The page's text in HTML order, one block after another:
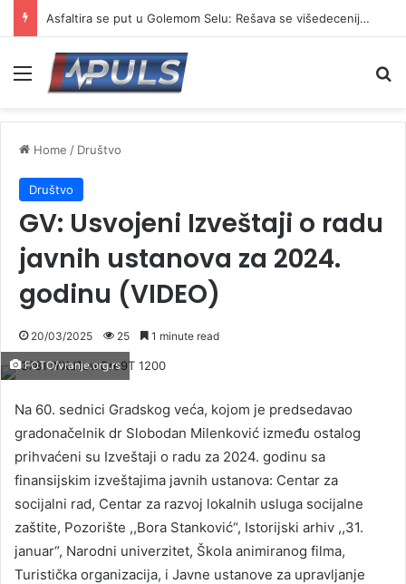
Asfaltira se put u Golemom Selu: Rešava se višedecenijski problem meštana
Menu
Home / Društvo
Društvo
GV: Usvojeni Izveštaji o radu
javnih ustanova za 2024.
godinu (VIDEO)
20/03/2025 25 1 minute read
FOTO/vranje.org.rs
Na 60. sednici Gradskog veća, kojom je predsedavao
gradonačelnik dr Slobodan Milenković između ostalog
prihvaćeni su Izveštaji o radu za 2024. godinu sa
finansijskim izveštajima javnih ustanova: Centar za
socijalni rad, Centar za razvoj lokalnih usluga socijalne
zaštite, Pozorište ,,Bora Stanković“, Istorijski arhiv ,,31.
januar“, Narodni univerzitet, Škola animiranog filma,
Turistička organizacija, i Javne ustanove za upravljanje